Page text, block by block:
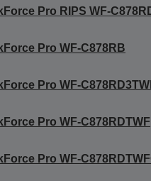
Pro RIPS WF-
Pro WF-C878RB
Pro WF-
Pro WF-C878RDTWF
Pro WF-